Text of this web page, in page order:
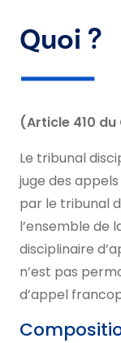
Quoi ?
(Article 410
Le tribunal
juge des
par le tribunal
l’ensemble de
disciplinaire
n’est pas
d’appel